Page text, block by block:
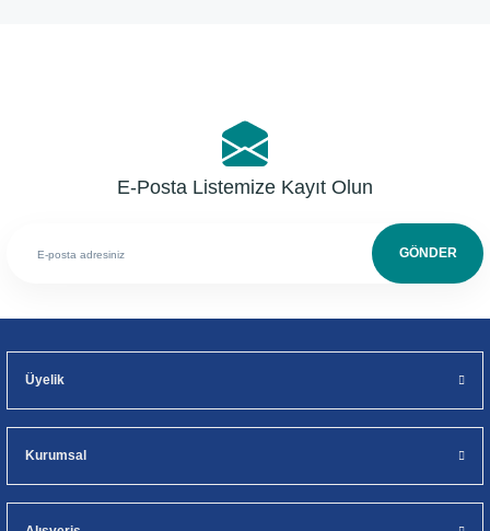
E-Posta Listemize Kayıt Olun
GÖNDER
Üyelik
Kurumsal